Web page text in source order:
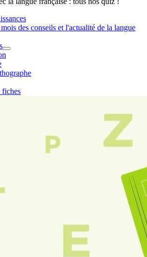
des conseils et l'actualité de la langue
fiches